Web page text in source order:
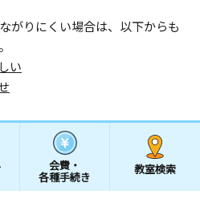
がりにくい場合は、以下からも
い
会費・
各種手続き
教室検索